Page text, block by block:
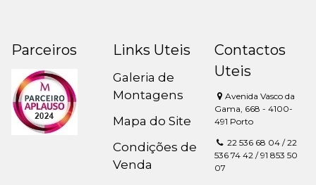
Parceiros Links Uteis
Galeria de
Montagens
Mapa do Site
Condições de
Venda
Contactos
Uteis
Avenida Vasco da
Gama, 668 - 4100-
491 Porto
22 536 68 04 / 22
536 74 42 / 91 853 50
07